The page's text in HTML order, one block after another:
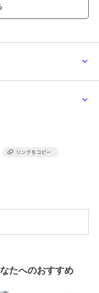
ア
フ ホワイト
たへのおすすめ